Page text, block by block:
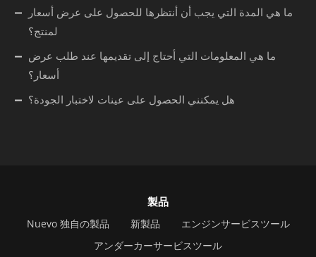
ما هي المدة التي يجب أن أنتظرها للحصول على عرض أسعار
لمنتج؟
ما هي المعلومات التي أحتاج إلى تقديمها عند طلب عرض
أسعار؟
هل يمكنني الحصول على عينات لاختبار الجودة؟
製品
Nuevo 独自の製品 新製品
エンジンサービスツール
アンダーカーサービスツール